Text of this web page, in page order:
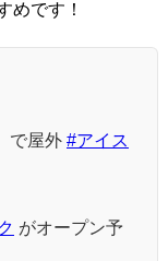
めです！
で屋外 #アイス
がオープン予